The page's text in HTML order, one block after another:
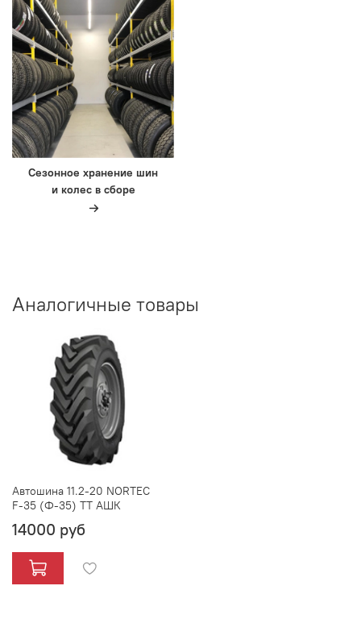
Сезонное хранение шин
и колес в сборе
Аналогичные товары
Автошина 11.2-20 NORTEC
F-35 (Ф-35) TT АШК
14000 руб